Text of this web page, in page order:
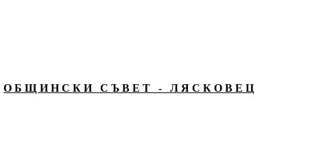
О Б Щ И Н С К И С Ъ В Е Т - Л Я С К О В Е Ц